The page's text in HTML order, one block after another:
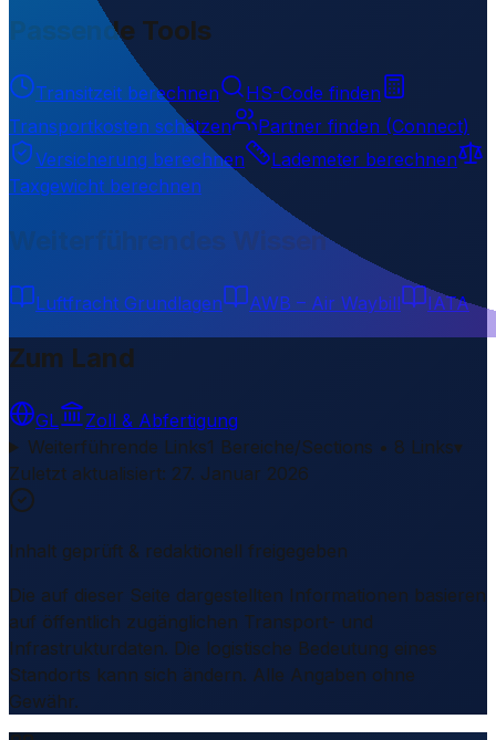
Passende Tools
Transitzeit berechnen
HS-Code finden
Transportkosten schätzen
Partner finden (Connect)
Versicherung berechnen
Lademeter berechnen
Taxgewicht berechnen
Weiterführendes Wissen
Luftfracht Grundlagen AWB – Air Waybill IATA
Zum Land
GL
Zoll & Abfertigung
Weiterführende Links1 Bereiche/Sections • 8 Links▾
Zuletzt aktualisiert: 27. Januar 2026
Inhalt geprüft & redaktionell freigegeben
Die auf dieser Seite dargestellten Informationen basieren
auf öffentlich zugänglichen Transport- und
Infrastrukturdaten. Die logistische Bedeutung eines
Standorts kann sich ändern. Alle Angaben ohne
Gewähr.